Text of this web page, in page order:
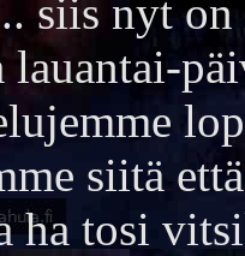
siis nyt
siitä
ha tosi